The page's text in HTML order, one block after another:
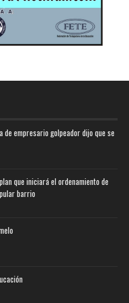
de empresario golpeador dijo que se
que iniciará el ordenamiento de
barrio